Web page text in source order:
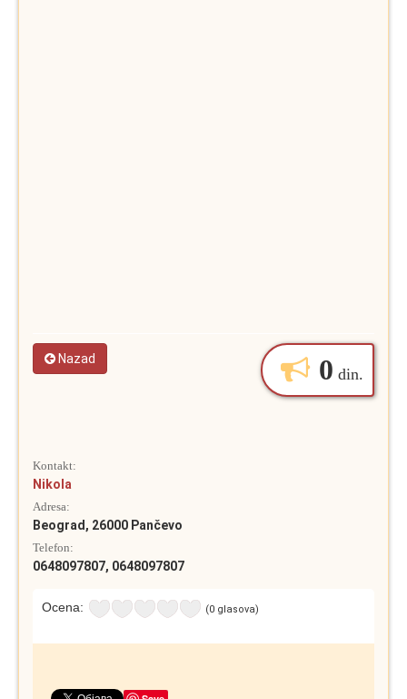
Nazad 0 din.
Kontakt:
Nikola
Adresa:
Beograd, 26000 Pančevo
Telefon:
0648097807, 0648097807
Ocena: (0 glasova)